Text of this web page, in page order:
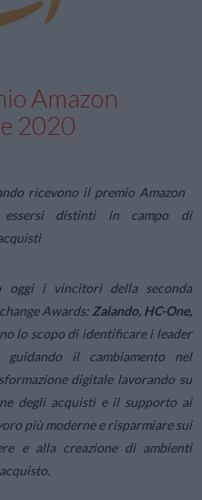
Amazon
2020
ricevono il premio Amazon
essersi distinti in campo di
oggi i vincitori della seconda
Awards: Zalando, HC-One,
lo scopo di identificare i leader
il cambiamento nel
digitale lavorando su
degli acquisti e il supporto ai
più moderne e risparmiare sui
e alla creazione di ambienti